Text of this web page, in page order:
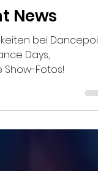
Lesezeit
News
bei
Fotos!